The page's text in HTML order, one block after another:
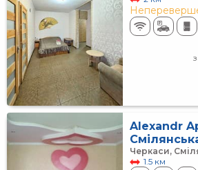
Alexandr
Черкаси,
1.5 км